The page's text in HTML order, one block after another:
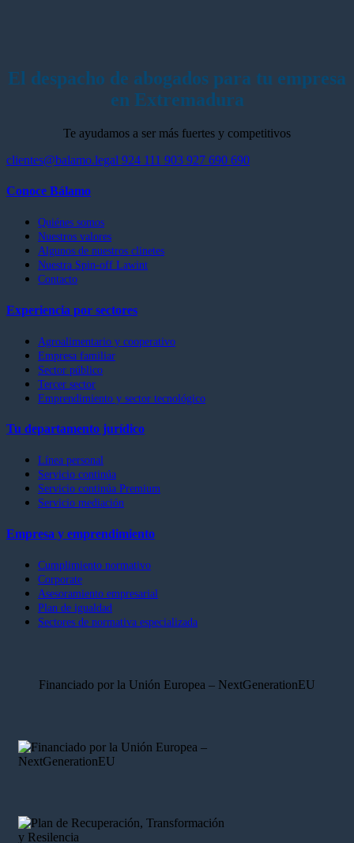
El despacho de abogados para tu empresa
en Extremadura
Te ayudamos a ser más fuertes y competitivos
clientes@balamo.legal 924 111 903 927 690 690
Conoce Bálamo
Quiénes somos
Nuestros valores
Algunos de nuestros clinetes
Nuestra Spin-off Lawint
Contacto
Experiencia por sectores
Agroalimentario y cooperativo
Empresa familiar
Sector público
Tercer sector
Emprendimiento y sector tecnológico
Tu departamento jurídico
Línea personal
Servicio continúa
Servicio continúa Premium
Servicio mediación
Empresa y emprendimiento
Cumplimiento normativo
Corporate
Asesoramiento empresarial
Plan de igualdad
Sectores de normativa especializada
Financiado por la Unión Europea – NextGenerationEU